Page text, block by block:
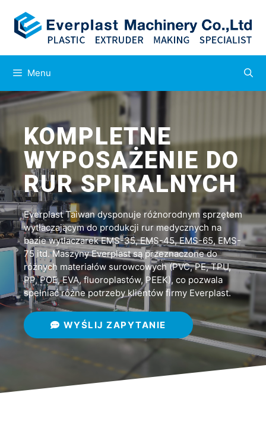
Menu
KOMPLETNE
WYPOSAŻENIE DO
RUR SPIRALNYCH
Everplast Taiwan dysponuje różnorodnym sprzętem
wytłaczającym do produkcji rur medycznych na
bazie wytłaczarek EMS-35, EMS-45, EMS-65, EMS-
75 itd. Maszyny Everplast są przeznaczone do
różnych materiałów surowcowych (PVC, PE, TPU,
PP, POE, EVA, fluoroplastów, PEEK), co pozwala
spełniać różne potrzeby klientów firmy Everplast.
WYŚLIJ ZAPYTANIE